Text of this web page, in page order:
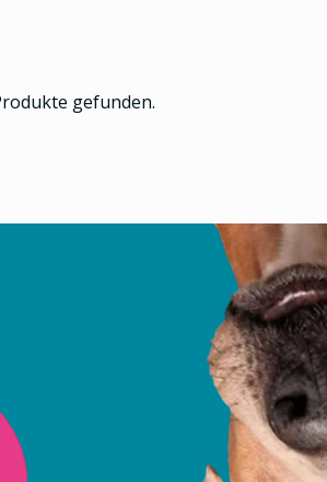
gefunden.